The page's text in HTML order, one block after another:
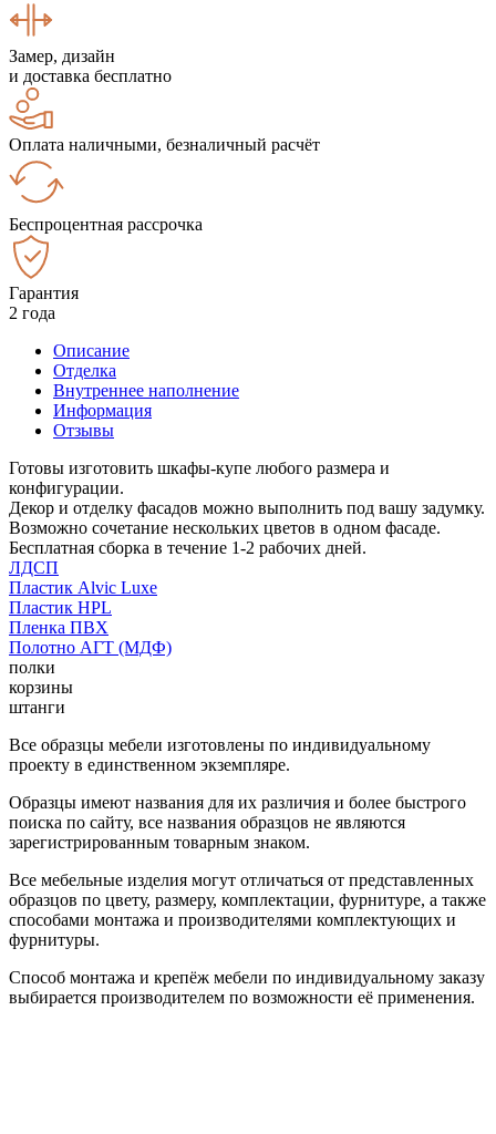
Замер, дизайн
и доставка бесплатно
Оплата наличными, безналичный расчёт
Беспроцентная рассрочка
Гарантия
2 года
Описание
Отделка
Внутреннее наполнение
Информация
Отзывы
Готовы изготовить шкафы-купе любого размера и
конфигурации.
Декор и отделку фасадов можно выполнить под вашу задумку.
Возможно сочетание нескольких цветов в одном фасаде.
Бесплатная сборка в течение 1-2 рабочих дней.
ЛДСП
Пластик Alvic Luxe
Пластик HPL
Пленка ПВХ
Полотно АГТ (МДФ)
полки
корзины
штанги
Все образцы мебели изготовлены по индивидуальному
проекту в единственном экземпляре.
Образцы имеют названия для их различия и более быстрого
поиска по сайту, все названия образцов не являются
зарегистрированным товарным знаком.
Все мебельные изделия могут отличаться от представленных
образцов по цвету, размеру, комплектации, фурнитуре, а также
способами монтажа и производителями комплектующих и
фурнитуры.
Способ монтажа и крепёж мебели по индивидуальному заказу
выбирается производителем по возможности её применения.